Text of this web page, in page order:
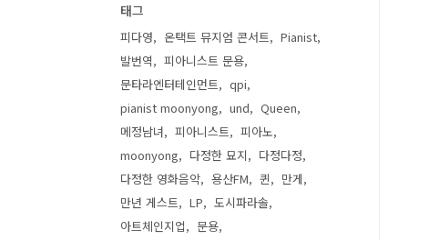
태그
피다영 온택트 뮤지엄 콘서트
Pianist
발번역
피아니스트 문용
문타라엔터테인먼트
qpi
pianist moonyong
und
Queen
메정남녀
피아니스트
피아노
moonyong
다정한 묘지
다정다정
다정한 영화음악
용산FM 퀸
만게
만년 게스트
LP
도시파라솔
아트체인지업
문용